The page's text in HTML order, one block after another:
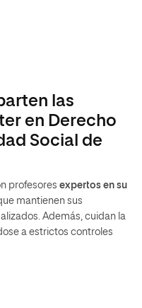
las
en Derecho
Social de
profesores expertos en su
mantienen sus
Además, cuidan la
a estrictos controles